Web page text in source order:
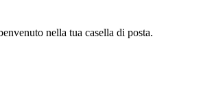
nella tua casella di posta.